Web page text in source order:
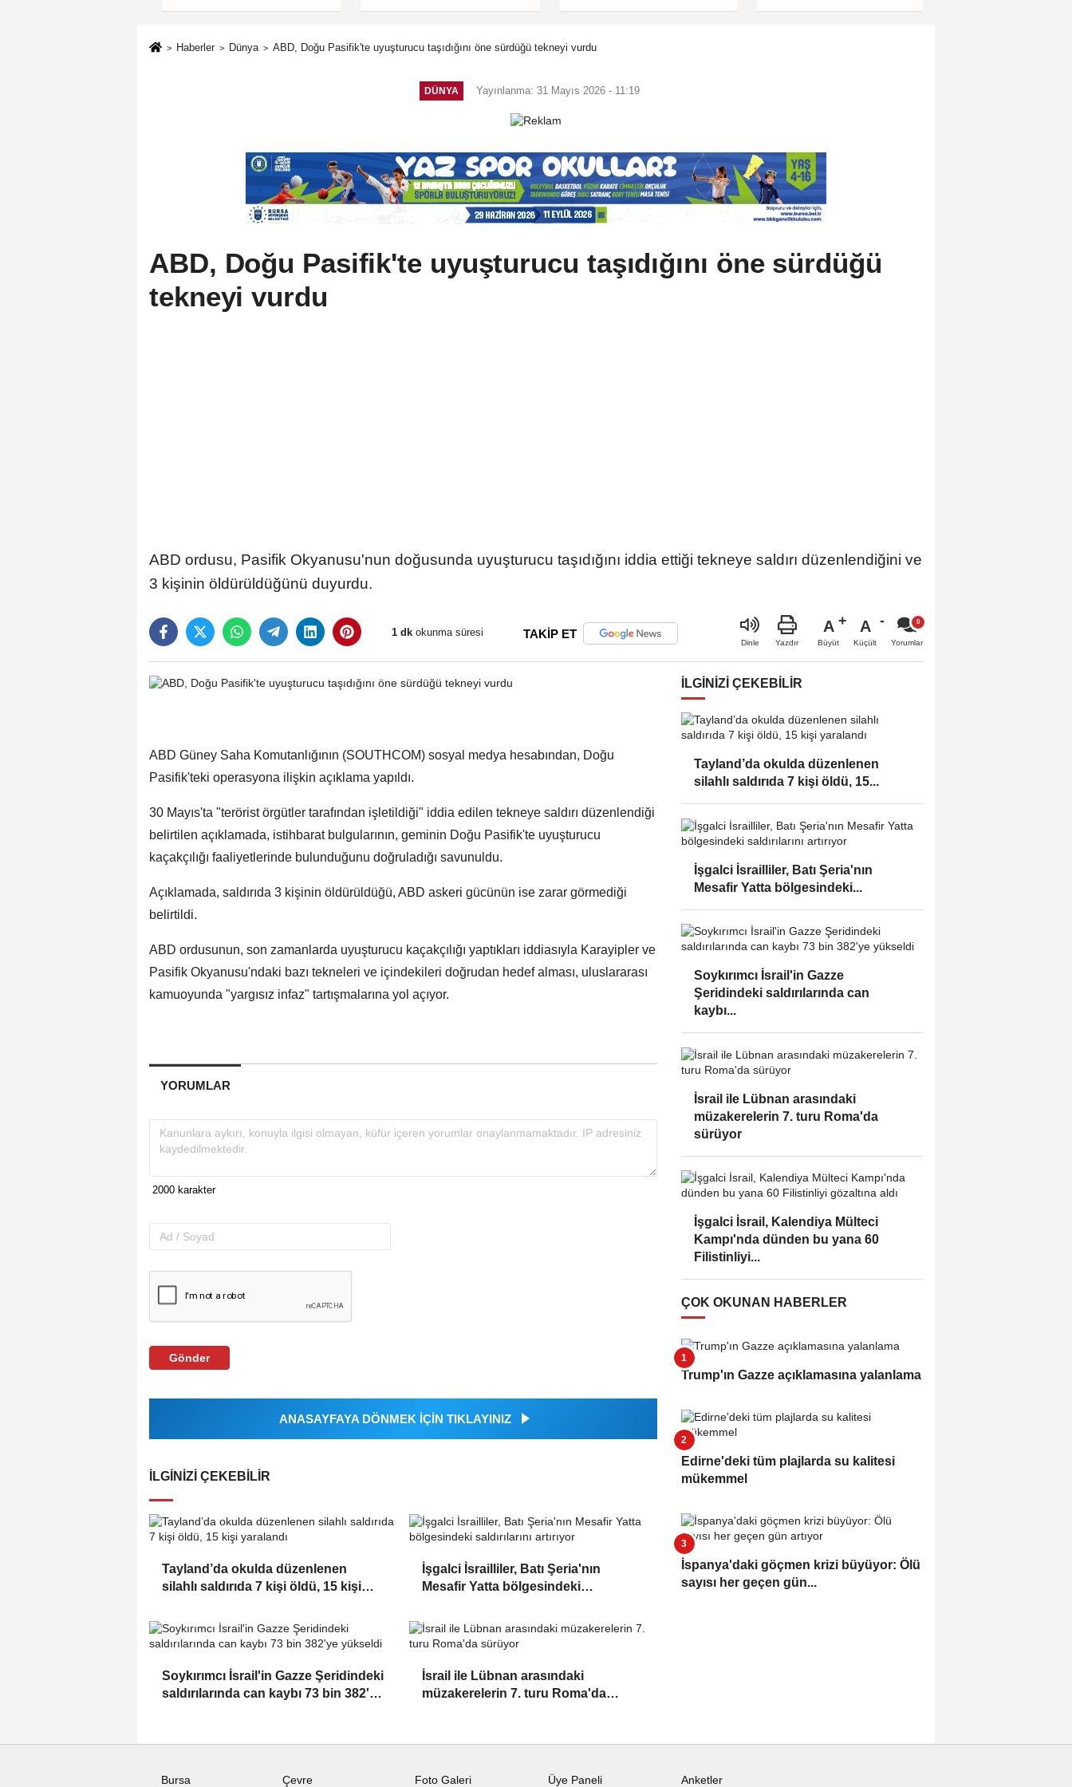
uygulamaya devam
Haberler Dünya ABD, Doğu Pasifik'te uyuşturucu taşıdığını öne sürdüğü tekneyi vurdu
DÜNYA Yayınlanma: 31 Mayıs 2026 - 11:19
ABD, Doğu Pasifik'te uyuşturucu taşıdığını öne sürdüğü
tekneyi vurdu
ABD ordusu, Pasifik Okyanusu'nun doğusunda uyuşturucu taşıdığını iddia ettiği tekneye saldırı düzenlendiğini ve
3 kişinin öldürüldüğünü duyurdu.
1 dk okunma süresi TAKİP ET
Dinle Yazdır
A
Büyüt
A
Küçült Yorumlar
ABD Güney Saha Komutanlığının (SOUTHCOM) sosyal medya hesabından, Doğu
Pasifik'teki operasyona ilişkin açıklama yapıldı.
30 Mayıs'ta "terörist örgütler tarafından işletildiği" iddia edilen tekneye saldırı düzenlendiği
belirtilen açıklamada, istihbarat bulgularının, geminin Doğu Pasifik'te uyuşturucu
kaçakçılığı faaliyetlerinde bulunduğunu doğruladığı savunuldu.
Açıklamada, saldırıda 3 kişinin öldürüldüğü, ABD askeri gücünün ise zarar görmediği
belirtildi.
ABD ordusunun, son zamanlarda uyuşturucu kaçakçılığı yaptıkları iddiasıyla Karayipler ve
Pasifik Okyanusu'ndaki bazı tekneleri ve içindekileri doğrudan hedef alması, uluslararası
kamuoyunda "yargısız infaz" tartışmalarına yol açıyor.
YORUMLAR
Gönder
ANASAYFAYA DÖNMEK İÇİN TIKLAYINIZ
İLGINIZI ÇEKEBILIR
Tayland’da okulda düzenlenen
silahlı saldırıda 7 kişi öldü, 15 kişi
İşgalci İsrailliler, Batı Şeria'nın
Mesafir Yatta bölgesindeki
Soykırımcı İsrail'in Gazze Şeridindeki
saldırılarında can kaybı 73 bin 382'ye
İsrail ile Lübnan arasındaki
müzakerelerin 7. turu Roma'da
İLGINIZI ÇEKEBILIR
Tayland’da okulda düzenlenen
silahlı saldırıda 7 kişi öldü, 15...
İşgalci İsrailliler, Batı Şeria'nın
Mesafir Yatta bölgesindeki...
Soykırımcı İsrail'in Gazze
Şeridindeki saldırılarında can
kaybı...
İsrail ile Lübnan arasındaki
müzakerelerin 7. turu Roma'da
sürüyor
İşgalci İsrail, Kalendiya Mülteci
Kampı'nda dünden bu yana 60
Filistinliyi...
ÇOK OKUNAN HABERLER
Trump'ın Gazze açıklamasına yalanlama
Edirne'deki tüm plajlarda su kalitesi
mükemmel
İspanya'daki göçmen krizi büyüyor: Ölü
sayısı her geçen gün...
Bursa Çevre Foto Galeri Üye Paneli Anketler